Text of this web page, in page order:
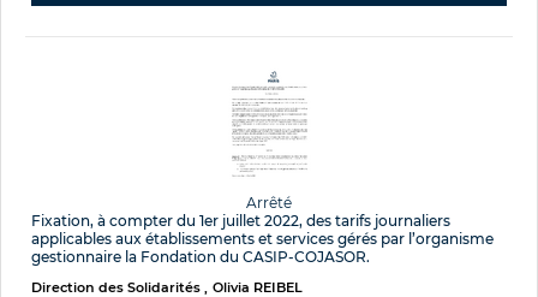
Arrêté
Fixation, à compter du 1er juillet 2022, des tarifs journaliers
applicables aux établissements et services gérés par l’organisme
gestionnaire la Fondation du CASIP-COJASOR.
Direction des Solidarités Olivia REIBEL